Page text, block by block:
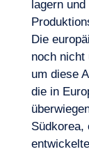
lagern
Die
noch nicht
um diese
die in
Südkorea,